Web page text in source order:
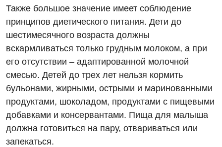
Хирургическое отделение
Для детей
Детская аллергология
Детская гастроэнтерология
Детская гинекология
Детская дерматовенерология
Также большое значение имеет соблюдение
принципов диетического питания. Дети до
шестимесячного возраста должны
вскармливаться только грудным молоком, а при
его отсутствии – адаптированной молочной
смесью. Детей до трех лет нельзя кормить
бульонами, жирными, острыми и маринованными
продуктами, шоколадом, продуктами с пищевыми
добавками и консервантами. Пища для малыша
должна готовиться на пару, отвариваться или
запекаться.